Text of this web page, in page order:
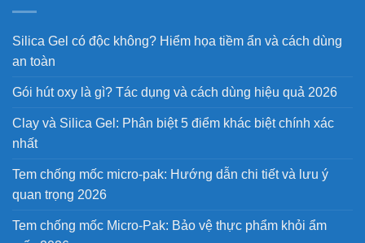
Silica Gel có độc không? Hiểm họa tiềm ẩn và cách dùng
an toàn
Gói hút oxy là gì? Tác dụng và cách dùng hiệu quả 2026
Clay và Silica Gel: Phân biệt 5 điểm khác biệt chính xác
nhất
Tem chống mốc micro-pak: Hướng dẫn chi tiết và lưu ý
quan trọng 2026
Tem chống mốc Micro-Pak: Bảo vệ thực phẩm khỏi ẩm